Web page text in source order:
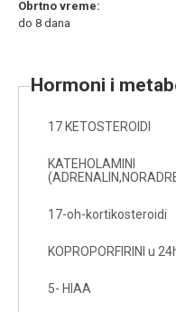
Obrtno vreme:
do 8 dana
hormoni i
17 KETOSTEROIDI
KATEHOLAMINI
17-oh-kortikosteroidi
KOPROPORFIRINI u
5- HIAA